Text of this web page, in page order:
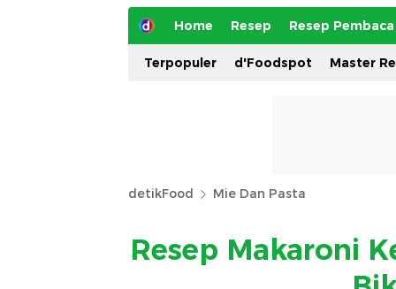
Home Resep Resep Pembaca
Terpopuler d'Foodspot Master
detikFood Mie Dan Pasta
Resep Makaroni